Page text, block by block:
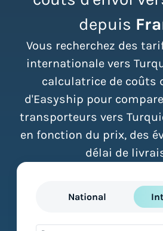
depuis
Vous recherchez des
internationale vers
calculatrice de coûts
d'Easyship pour
transporteurs vers
en fonction du prix, des
délai de
National